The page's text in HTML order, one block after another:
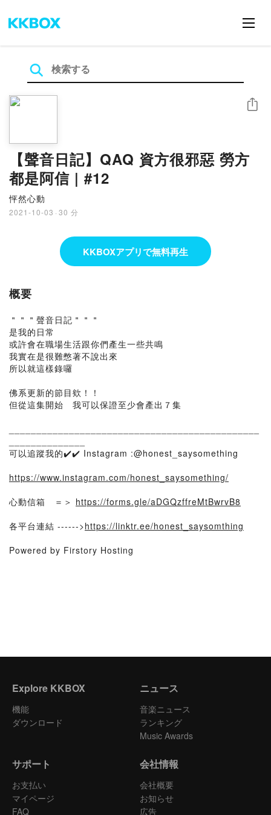
【聲音日記】QAQ 資方很邪惡 勞方
都是阿信 | #12
怦然心動
2021-10-03 · 30 分
シェア
KKBOXアプリで無料再生
概要
＂＂＂聲音日記＂＂＂
是我的日常
或許會在職場生活跟你們產生一些共鳴
我實在是很難憋著不說出來
所以就這樣錄囉
佛系更新的節目欸！！
但從這集開始 我可以保證至少會產出７集
可以追蹤我的✔️✔️ Instagram :@honest_saysomething
https://www.instagram.com/honest_saysomething/
心動信箱 ＝＞ https://forms.gle/aDGQzffreMtBwrvB8
各平台連結 ------>https://linktr.ee/honest_saysomthing
Powered by Firstory Hosting
Explore KKBOX
機能
ダウンロード
ニュース
音楽ニュース
ランキング
Music Awards
サポート
お支払い
マイページ
FAQ
会社情報
会社概要
お知らせ
広告